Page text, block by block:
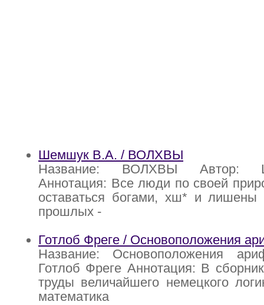
Шемшук В.А. / ВОЛХВЫ
Название: ВОЛХВЫ Автор:
Аннотация: Все люди по своей
оставаться богами, хш* и лишены
прошлых -
Готлоб Фреге / Основоположения
Название: Основоположения
Готлоб Фреге Аннотация: В
труды величайшего немецкого
математика